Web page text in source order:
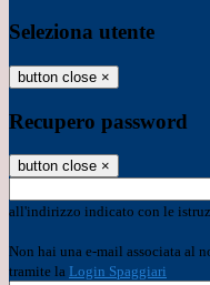
Seleziona utente
button close ×
Recupero password
button close ×
all'indirizzo indicato con le
Non hai una e-mail associata al
tramite la Login Spaggiari